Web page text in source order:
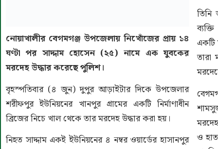
নোয়াখালীর বেগমগঞ্জ উপজেলায় নিখোঁজের প্রায় ১৪
ঘণ্টা পর সাদ্দাম হোসেন (২৫) নামে এক যুবকের
মরদেহ উদ্ধার করেছে পুলিশ।
বৃহস্পতিবার (৪ জুন) দুপুর আড়াইটার দিকে উপজেলার
শরীফপুর ইউনিয়নের খানপুর গ্রামের একটি নির্মাণাধীন
ব্রিজের নিচে খাল থেকে তার মরদেহ উদ্ধার করা হয়।
নিহত সাদ্দাম একই ইউনিয়নের ৪ নম্বর ওয়ার্ডের হাসানপুর
একটি
তারা
ও